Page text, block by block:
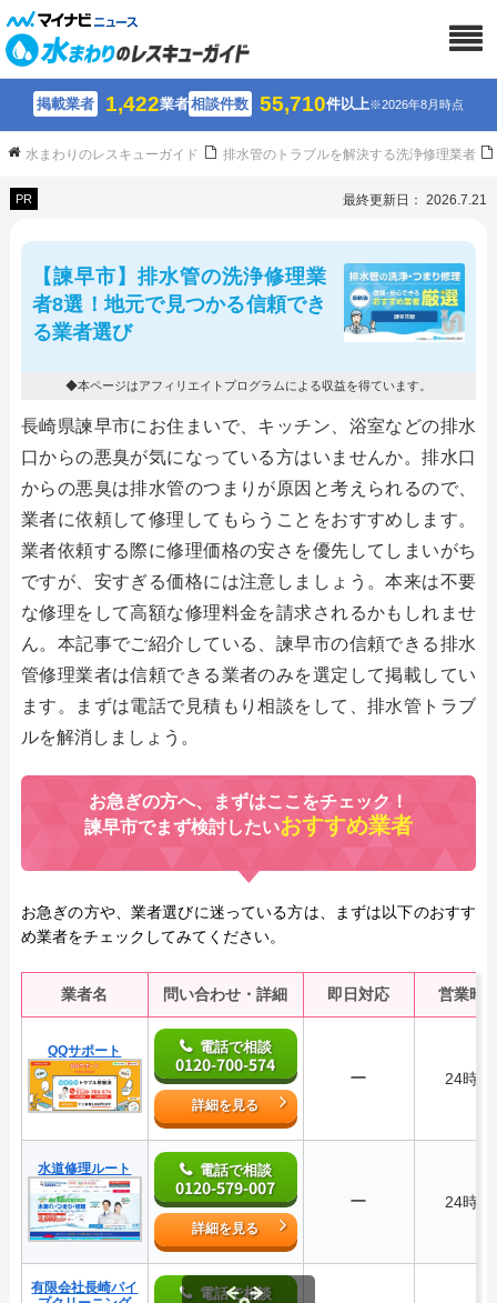
掲載業者 1,422業者相談件数 55,710件以上※2026年8月時点
水まわりのレスキューガイド 排水管のトラブルを解決する洗浄修理業者
PR 最終更新日： 2026.7.21
【諫早市】排水管の洗浄修理業
者8選！地元で見つかる信頼でき
る業者選び
◆本ページはアフィリエイトプログラムによる収益を得ています。
長崎県諫早市にお住まいで、キッチン、浴室などの排水
口からの悪臭が気になっている方はいませんか。排水口
からの悪臭は排水管のつまりが原因と考えられるので、
業者に依頼して修理してもらうことをおすすめします。
業者依頼する際に修理価格の安さを優先してしまいがち
ですが、安すぎる価格には注意しましょう。本来は不要
な修理をして高額な修理料金を請求されるかもしれませ
ん。本記事でご紹介している、諫早市の信頼できる排水
管修理業者は信頼できる業者のみを選定して掲載してい
ます。まずは電話で見積もり相談をして、排水管トラブ
ルを解消しましょう。
お急ぎの方へ、まずはここをチェック！
諫早市でまず検討したいおすすめ業者
お急ぎの方や、業者選びに迷っている方は、まずは以下のおすす
め業者をチェックしてみてください。
業者名 問い合わせ・詳細 即日対応 営業時
QQサポート 電話で相談
0120-700-574
詳細を見る
ー 24時間
水道修理ルート 電話で相談
0120-579-007
詳細を見る
ー 24時間
有限会社長崎パイ
電話で相談